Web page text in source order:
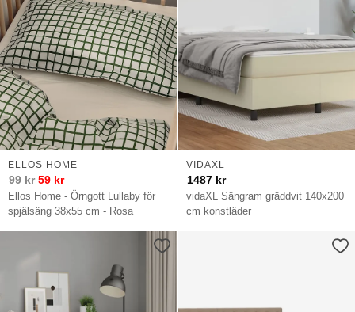
Ellos Home - Örngott Lullaby för
spjälsäng 38x55 cm - Rosa
ELLOS HOME
99kr 59 kr
vidaXL Sängram gräddvit 140x200
cm konstläder
VIDAXL
1487 kr